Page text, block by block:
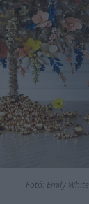
Fotó: Emily White